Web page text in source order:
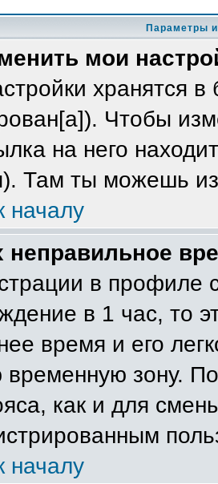
Параметры
мои
хранятся
Чтобы
на него
Там ты можешь
началу
в профиле
в 1 час, то
время и его
зону.
как и для
началу